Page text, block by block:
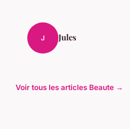
J Jules
Voir tous les articles Beaute →